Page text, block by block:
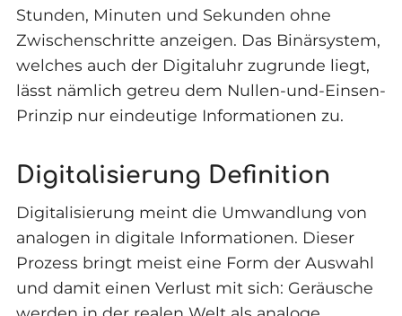
Stunden, Minuten und Sekunden ohne
Zwischenschritte anzeigen. Das Binärsystem,
welches auch der Digitaluhr zugrunde liegt,
lässt nämlich getreu dem Nullen-und-Einsen-
Prinzip nur eindeutige Informationen zu.
Digitalisierung Definition
Digitalisierung meint die Umwandlung von
analogen in digitale Informationen. Dieser
Prozess bringt meist eine Form der Auswahl
und damit einen Verlust mit sich: Geräusche